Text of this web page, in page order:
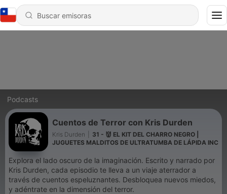
Podcasts
Cuentos de Terror con Kris Durden
Kris Durden
31 - 👹 EL KIT DEL CHARRO NEGRO |
JUGUETES MALDITOS DE ULTRATUMBA DE LÁPIDA INC
Explora el lado oscuro de la imaginación. Escrito y narrado por
Kris Durden, cada episodio te lleva a un viaje aterrador a
través de cuentos espeluznantes. Desbloquea nuevos miedos,
y adéntrate en la dimensión del terror.